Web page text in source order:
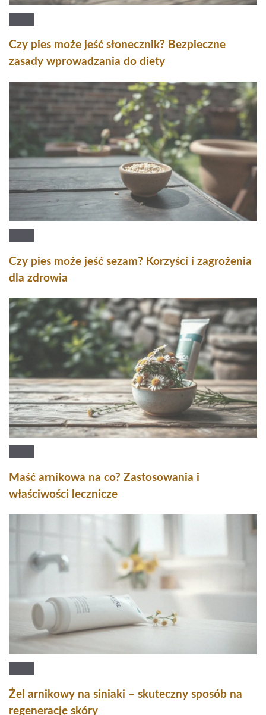
Czy pies może jeść słonecznik? Bezpieczne
zasady wprowadzania do diety
Czy pies może jeść sezam? Korzyści i zagrożenia
dla zdrowia
Maść arnikowa na co? Zastosowania i
właściwości lecznicze
Żel arnikowy na siniaki – skuteczny sposób na
regenerację skóry